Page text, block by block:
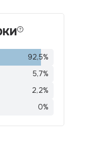
92,5%
5,7%
2,2%
0%